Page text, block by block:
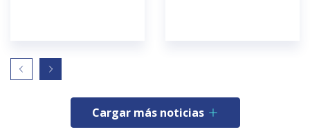
Cargar más noticias